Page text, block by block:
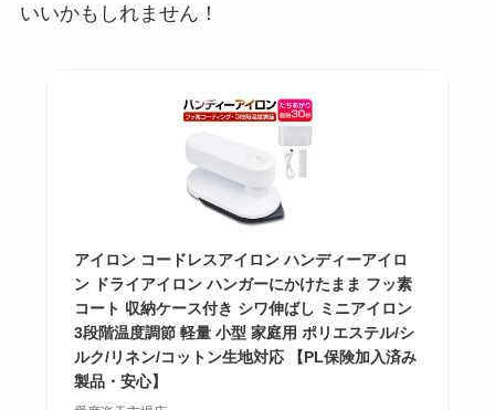
いいかもしれません！
アイロン コードレスアイロン ハンディーアイロ
ン ドライアイロン ハンガーにかけたまま フッ素
コート 収納ケース付き シワ伸ばし ミニアイロン
3段階温度調節 軽量 小型 家庭用 ポリエステル/シ
ルク/リネン/コットン生地対応 【PL保険加入済み
製品・安心】